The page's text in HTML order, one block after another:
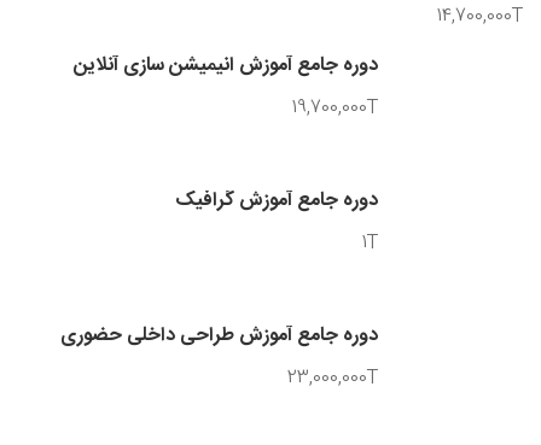
14,700,000T
دوره جامع آموزش انیمیشن سازی آنلاین
19,700,000T
دوره جامع آموزش گرافیک
1T
دوره جامع آموزش طراحی داخلی حضوری
23,000,000T